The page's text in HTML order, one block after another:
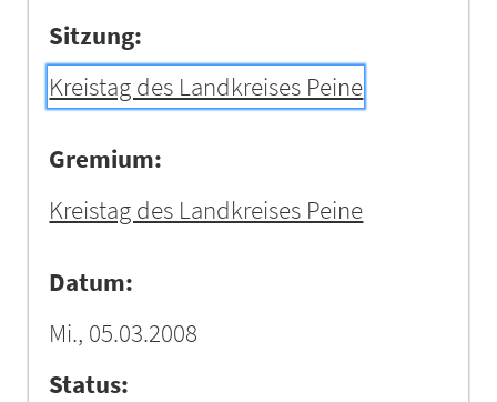
Sitzung:
Kreistag des Landkreises Peine
Gremium:
Kreistag des Landkreises Peine
Datum:
Mi., 05.03.2008
Status: